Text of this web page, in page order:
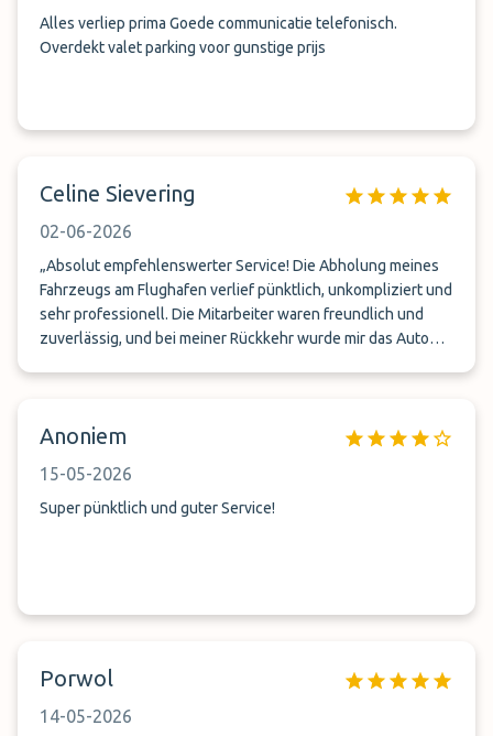
Alles verliep prima Goede communicatie telefonisch.
Overdekt valet parking voor gunstige prijs
Celine Sievering
02-06-2026
„Absolut empfehlenswerter Service! Die Abholung meines
Fahrzeugs am Flughafen verlief pünktlich, unkompliziert und
sehr professionell. Die Mitarbeiter waren freundlich und
zuverlässig, und bei meiner Rückkehr wurde mir das Auto
praktisch für Geschäfts- und Urlaubsreisen. Ich werde den
Team von Phantompark.
Anoniem
15-05-2026
Super pünktlich und guter Service!
Porwol
14-05-2026